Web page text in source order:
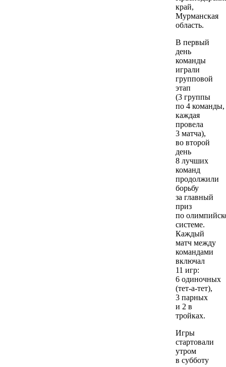
край,
Мурманская
область.
В первый
день
команды
играли
групповой
этап
(3 группы
по 4 команды,
каждая
провела
3 матча),
во второй
день
8 лучших
команд
продолжили
борьбу
за главный
приз
по
системе.
Каждый
матч между
командами
включал
11 игр:
6 одиночных
(тет-а-тет),
3 парных
и 2 в
тройках.
Игры
стартовали
утром
в субботу